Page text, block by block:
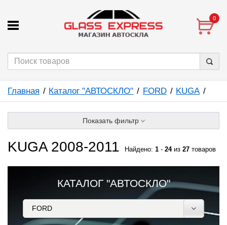
0
Главная Каталог "АВТОСКЛО" FORD KUGA
Показать фильтр
KUGA 2008-2011 Найдено: 1 - 24из 27 товаров
КАТАЛОГ "АВТОСКЛО"